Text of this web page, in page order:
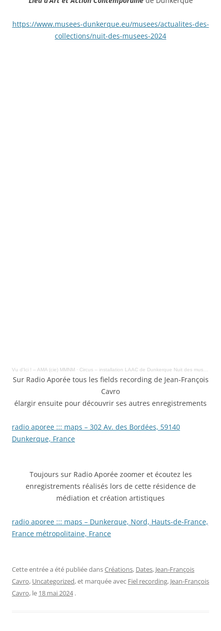
https://www.musees-dunkerque.eu/musees/actualites-des-
collections/nuit-des-musees-2024
Vu d'Ici ! – AMA (cie) MMNM · Circus – installation LAAC de Dunkerque Nuit des musées 2024
Sur Radio Aporée tous les fields recording de Jean-François
Cavro
élargir ensuite pour découvrir ses autres enregistrements
radio aporee ::: maps – 302 Av. des Bordées, 59140
Dunkerque, France
Toujours sur Radio Aporée zoomer et écoutez les
enregistrements réalisés lors de cette résidence de
médiation et création artistiques
radio aporee ::: maps – Dunkerque, Nord, Hauts-de-France,
France métropolitaine, France
Cette entrée a été publiée dansCréations, Dates, Jean-François
Cavro, Uncategorized, et marquée avec Fiel recording, Jean-François
Cavro, le 18 mai 2024 .